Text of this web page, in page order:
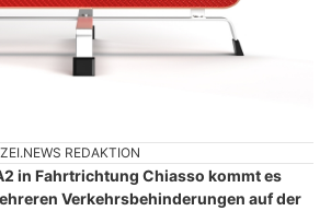
REDAKTION
in Fahrtrichtung Chiasso kommt es
Verkehrsbehinderungen auf der